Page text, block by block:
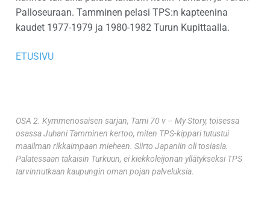
Palloseuraan. Tamminen pelasi TPS:n kapteenina
kaudet 1977-1979 ja 1980-1982 Turun Kupittaalla.
ETUSIVU
OSA 2. Kymmenosaisen sarjan, Tami 70 v – My Story, toisessa
osassa Juhani Tamminen kertoo, miten TPS-kippari tutustui
maailman rikkaimpaan mieheen. Siirto Japaniin oli tosiasia.
Palatessaan takaisin Turkuun, ei kiekkoleijonan yllätykseksi TPS
tarvinnutkaan kaupungin oman pojan palveluksia.